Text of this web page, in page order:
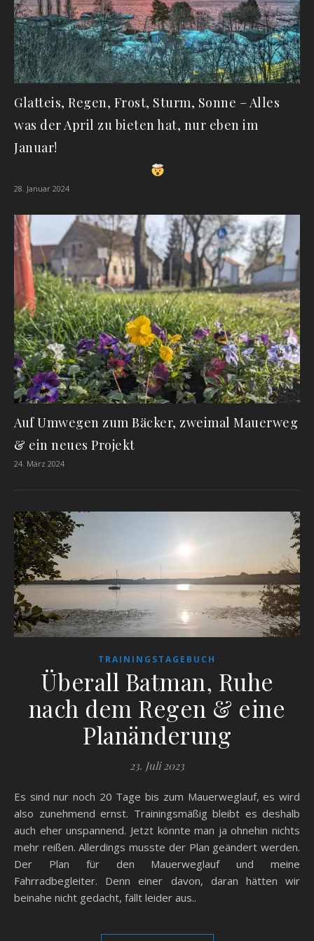
Glatteis, Regen, Frost, Sturm, Sonne – Alles
was der April zu bieten hat, nur eben im
Januar!
28. Januar 2024
Auf Umwegen zum Bäcker, zweimal Mauerweg
& ein neues Projekt
24. März 2024
TRAININGSTAGEBUCH
Überall Batman, Ruhe
nach dem Regen & eine
Planänderung
23. Juli 2023
Es sind nur noch 20 Tage bis zum Mauerweglauf, es wird
also zunehmend ernst. Trainingsmäßig bleibt es deshalb
auch eher unspannend. Jetzt könnte man ja ohnehin nichts
mehr reißen. Allerdings musste der Plan geändert werden.
Der Plan für den Mauerweglauf und meine
Fahrradbegleiter. Denn einer davon, daran hätten wir
beinahe nicht gedacht, fällt leider aus..